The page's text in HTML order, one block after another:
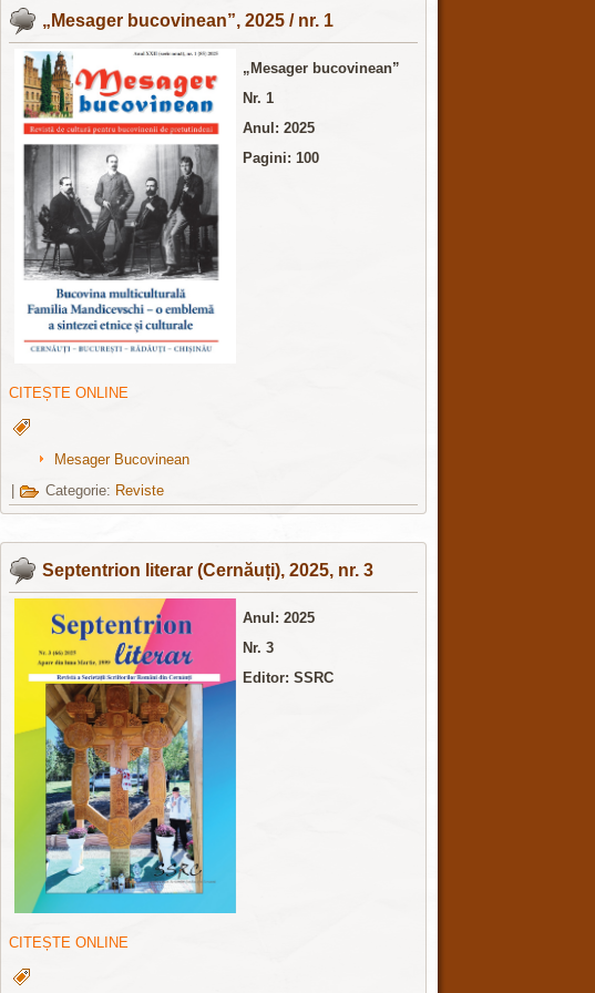
„Mesager bucovinean”, 2025 / nr. 1
„Mesager bucovinean”
Nr. 1
Anul: 2025
Pagini: 100
CITEȘTE ONLINE
Mesager Bucovinean
Categorie: Reviste
Septentrion literar (Cernăuți), 2025, nr. 3
Anul: 2025
Nr. 3
Editor: SSRC
CITEȘTE ONLINE